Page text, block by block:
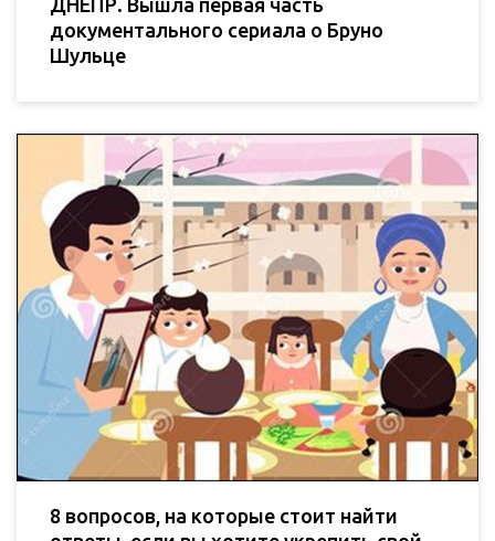
ДНЕПР. Вышла первая часть
документального сериала о Бруно
Шульце
8 вопросов, на которые стоит найти